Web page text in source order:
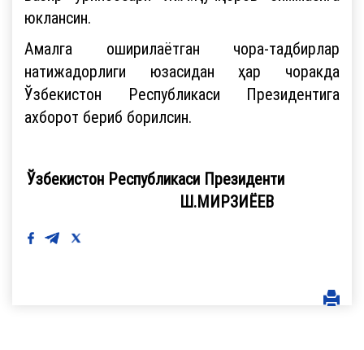
юклансин.
Амалга оширилаётган чора-тадбирлар
натижадорлиги юзасидан ҳар чоракда
Ўзбекистон Республикаси Президентига
ахборот бериб борилсин.
Ўзбекистон Республикаси Президенти
Ш.МИРЗИЁЕВ